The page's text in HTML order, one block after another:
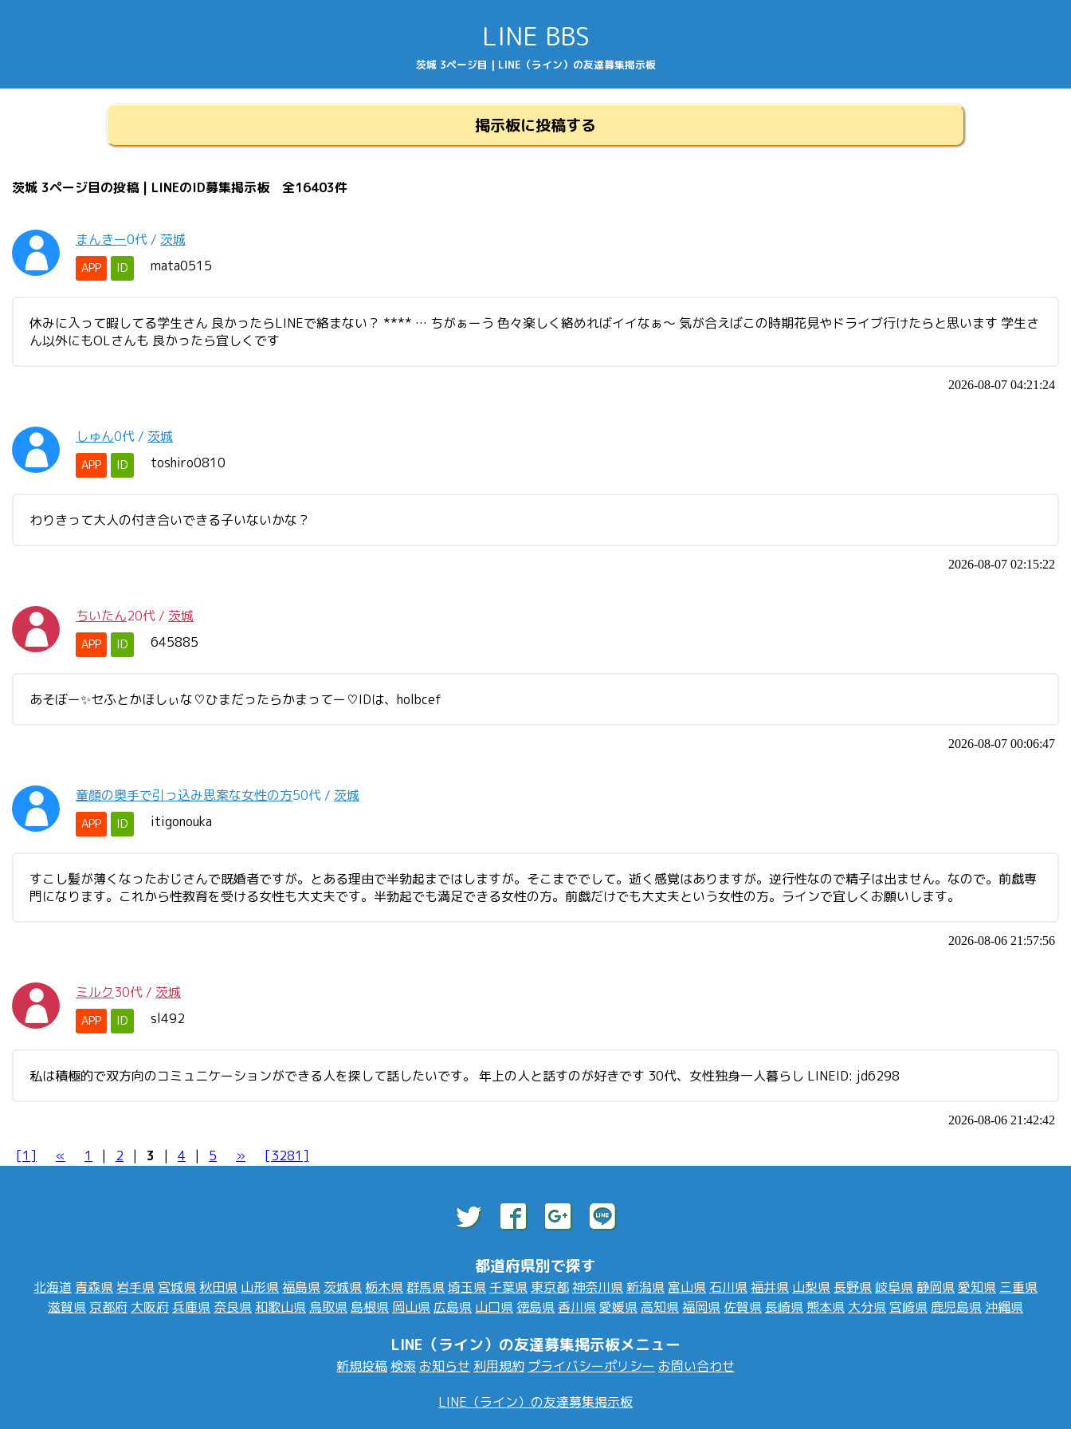
LINE BBS
茨城 3ページ目 | LINE（ライン）の友達募集掲示板
掲示板に投稿する
茨城 3ページ目の投稿 | LINEのID募集掲示板 全16403件
まんきー0代 / 茨城
APP ID mata0515
休みに入って暇してる学生さん 良かったらLINEで絡まない？ **** … ちがぁーう 色々楽しく絡めればイイなぁ〜 気が合えばこの時期花見やドライブ行けたらと思います 学生さ
ん以外にもOLさんも 良かったら宜しくです
2026-08-07 04:21:24
しゅん0代 / 茨城
APP ID toshiro0810
わりきって大人の付き合いできる子いないかな？
2026-08-07 02:15:22
ちいたん20代 / 茨城
APP ID 645885
あそぼー✨セふとかほしぃな♡ひまだったらかまってー♡IDは、holbcef
2026-08-07 00:06:47
童顔の奥手で引っ込み思案な女性の方50代 / 茨城
APP ID itigonouka
すこし髪が薄くなったおじさんで既婚者ですが。とある理由で半勃起まではしますが。そこまででして。逝く感覚はありますが。逆行性なので精子は出ません。なので。前戯専
門になります。これから性教育を受ける女性も大丈夫です。半勃起でも満足できる女性の方。前戯だけでも大丈夫という女性の方。ラインで宜しくお願いします。
2026-08-06 21:57:56
ミルク30代 / 茨城
APP ID sl492
私は積極的で双方向のコミュニケーションができる人を探して話したいです。 年上の人と話すのが好きです 30代、女性独身一人暮らし LINEID: jd6298
2026-08-06 21:42:42
[1] « 1 | 2 | 3 | 4 | 5 » [3281]
都道府県別で探す
北海道 青森県 岩手県 宮城県 秋田県 山形県福島県 茨城県 栃木県群馬県埼玉県 千葉県 東京都神奈川県 新潟県 富山県 石川県福井県 山梨県 長野県 岐阜県 静岡県愛知県 三重県
滋賀県 京都府 大阪府 兵庫県 奈良県 和歌山県 鳥取県 島根県 岡山県 広島県 山口県 徳島県 香川県愛媛県 高知県福岡県 佐賀県 長崎県 熊本県 大分県 宮崎県 鹿児島県 沖縄県
LINE（ライン）の友達募集掲示板メニュー
新規投稿 検索 お知らせ 利用規約 プライバシーポリシー お問い合わせ
LINE（ライン）の友達募集掲示板